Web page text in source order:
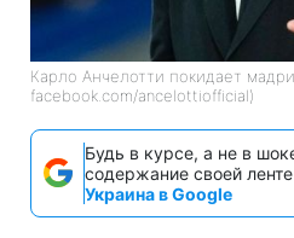
Карло Анчелотти покидает
facebook.com/ancelottiofficial)
Будь в курсе, а не в
содержание своей ленте
Украина в Google